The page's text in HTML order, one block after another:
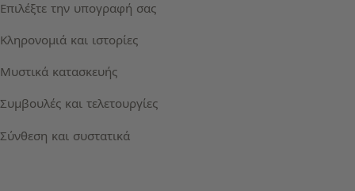
Επιλέξτε την υπογραφή σας
Κληρονομιά και ιστορίες
Μυστικά κατασκευής
Συμβουλές και τελετουργίες
Σύνθεση και συστατικά